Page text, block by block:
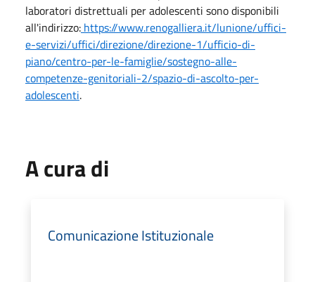
laboratori distrettuali per adolescenti sono disponibili
all'indirizzo: https://www.renogalliera.it/lunione/uffici-
e-servizi/uffici/direzione/direzione-1/ufficio-di-
piano/centro-per-le-famiglie/sostegno-alle-
competenze-genitoriali-2/spazio-di-ascolto-per-
adolescenti.
A cura di
Comunicazione Istituzionale